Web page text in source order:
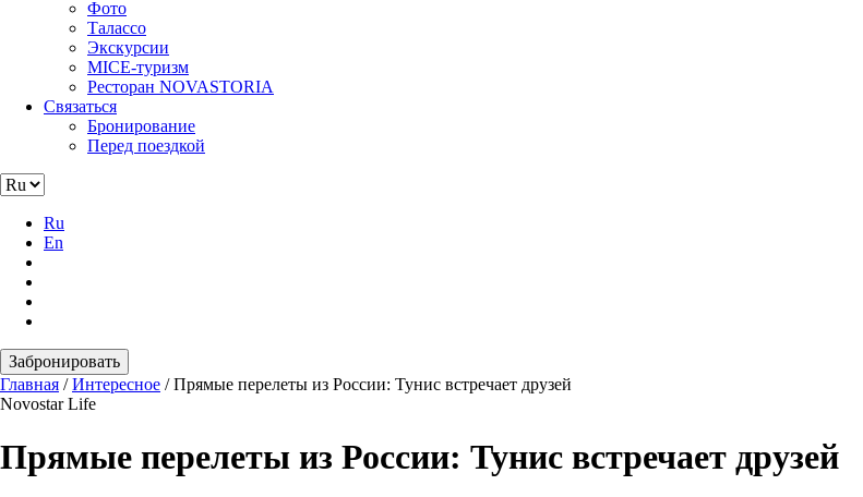
Фото
Талассо
Экскурсии
MICE-туризм
Ресторан NOVASTORIA
Связаться
Бронирование
Перед поездкой
Ru
En
Забронировать
Главная /Интересное /Прямые перелеты из России: Тунис встречает друзей
Novostar Life
Прямые перелеты из России: Тунис встречает друзей